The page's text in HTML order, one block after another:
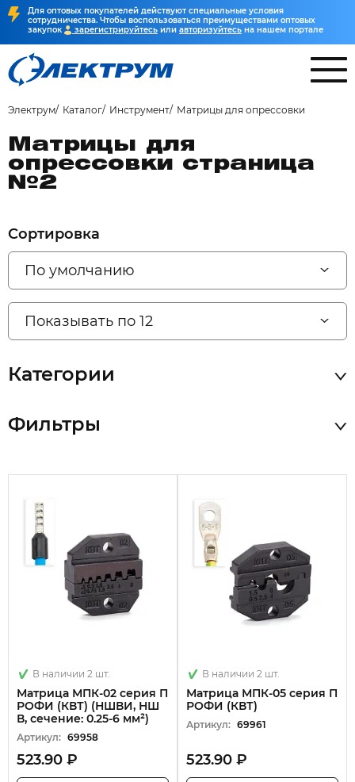
Для оптовых покупателей действуют специальные условия
сотрудничества. Чтобы воспользоваться преимуществами оптовых
закупок
зарегистрируйтесь или авторизуйтесь на нашем портале
Электрум Каталог Инструмент Матрицы для опрессовки
Матрицы для
опрессовки страница
№2
Сортировка
По умолчанию
Показывать по 12
Категории
Фильтры
В наличии 2 шт.
Матрица МПК-02 серия П
РОФИ (КВТ) (НШВИ, НШ
В, сечение: 0.25-6 мм²)
Артикул: 69958
523.90 ₽
В наличии 2 шт.
Матрица МПК-05 серия П
РОФИ (КВТ)
Артикул: 69961
523.90 ₽